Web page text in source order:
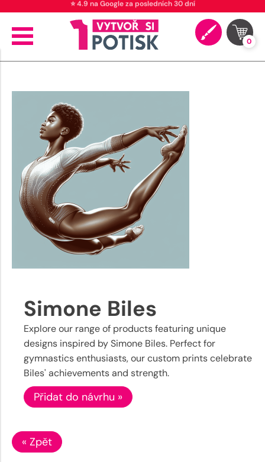
⭐ 4.9 na Google za posledních 30 dní
0
Simone Biles
Explore our range of products featuring unique
designs inspired by Simone Biles. Perfect for
gymnastics enthusiasts, our custom prints celebrate
Biles' achievements and strength.
Přidat do návrhu »
« Zpět